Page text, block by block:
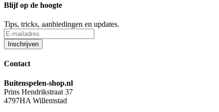
Blijf op de hoogte
Tips, tricks, aanbiedingen en updates.
Contact
Buitenspelen-shop.nl
Prins Hendrikstraat 37
4797HA Willemstad